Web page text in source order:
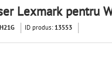
Lexmark pentru
ID produs: 13553